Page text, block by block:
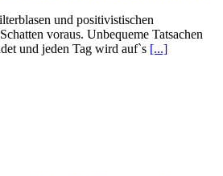
und positivistischen
voraus. Unbequeme Tatsachen
und jeden Tag wird auf`s [...]